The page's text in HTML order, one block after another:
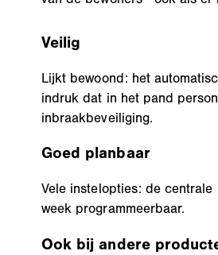
Veilig
Lijkt bewoond: het
indruk dat in het pand
inbraakbeveiliging.
Goed planbaar
Vele instelopties: de
week programmeerbaar.
Ook bij andere